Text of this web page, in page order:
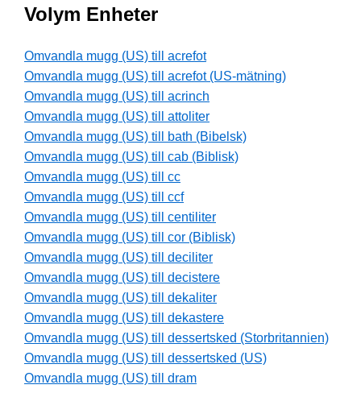
Volym Enheter
Omvandla mugg (US) till acrefot
Omvandla mugg (US) till acrefot (US-mätning)
Omvandla mugg (US) till acrinch
Omvandla mugg (US) till attoliter
Omvandla mugg (US) till bath (Bibelsk)
Omvandla mugg (US) till cab (Biblisk)
Omvandla mugg (US) till cc
Omvandla mugg (US) till ccf
Omvandla mugg (US) till centiliter
Omvandla mugg (US) till cor (Biblisk)
Omvandla mugg (US) till deciliter
Omvandla mugg (US) till decistere
Omvandla mugg (US) till dekaliter
Omvandla mugg (US) till dekastere
Omvandla mugg (US) till dessertsked (Storbritannien)
Omvandla mugg (US) till dessertsked (US)
Omvandla mugg (US) till dram